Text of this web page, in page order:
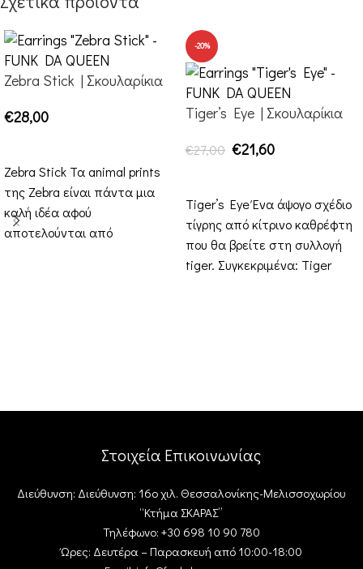
Zebra Stick | Σκουλαρίκια
€28,00
Zebra Stick Τα animal prints
της Zebra είναι πάντα μια
καλή ιδέα αφού
αποτελούνται από
-20%
Tiger’s Eye | Σκουλαρίκια
€27,00 €21,60
Tiger’s Eye Ένα άψογο σχέδιο
τίγρης από κίτρινο καθρέφτη
που θα βρείτε στη συλλογή
tiger. Συγκεκριμένα: Tiger
Στοιχεία Επικοινωνίας
Διεύθυνση: Διεύθυνση: 16ο χιλ. Θεσσαλονίκης-Μελισσοχωρίου
“Κτήμα ΣΚΑΡΑΣ”
Τηλέφωνο: +30 698 10 90 780
Ώρες: Δευτέρα – Παρασκευή από 10:00-18:00